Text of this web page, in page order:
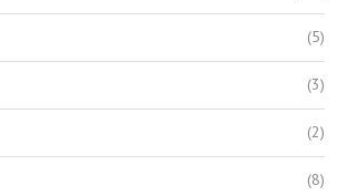
(5)
(3)
(2)
(8)